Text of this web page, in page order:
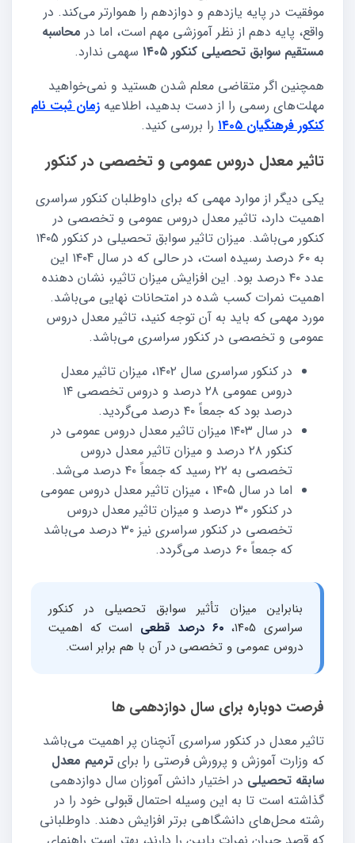
موفقیت در پایه یازدهم و دوازدهم را هموارتر می‌کند. در
واقع، پایه دهم از نظر آموزشی مهم است، اما در محاسبه
مستقیم سوابق تحصیلی کنکور ۱۴۰۵
سهمی ندارد.
همچنین اگر متقاضی معلم شدن هستید و نمی‌خواهید
مهلت‌های رسمی را از دست بدهید، اطلاعیه زمان ثبت نام
کنکور فرهنگیان ۱۴۰۵
را بررسی کنید.
تاثیر معدل دروس عمومی و تخصصی در کنکور
یکی دیگر از موارد مهمی که برای داوطلبان کنکور سراسری
اهمیت دارد، تاثیر معدل دروس عمومی و تخصصی در
کنکور می‌باشد. میزان تاثیر سوابق تحصیلی در کنکور ۱۴۰5
به ۶۰ درصد رسیده است، در حالی که در سال ۱۴۰4 این
عدد ۴۰ درصد بود. این افزایش میزان تاثیر، نشان دهنده
اهمیت نمرات کسب شده در امتحانات نهایی می‌باشد.
مورد مهمی که باید به آن توجه کنید، تاثیر معدل دروس
عمومی و تخصصی در کنکور سراسری می‌باشد.
در کنکور سراسری سال ۱۴۰۲، میزان تاثیر معدل
دروس عمومی ۲۸ درصد و دروس تخصصی ۱۴
درصد بود که جمعاً ۴۰ درصد می‌گردید.
در سال ۱۴۰۳ میزان تاثیر معدل دروس عمومی در
کنکور ۲۸ درصد و میزان تاثیر معدل دروس
تخصصی به ۲۲ رسید که جمعاً ۴۰ درصد می‌شد.
اما در سال ۱۴۰5 ، میزان تاثیر معدل دروس عمومی
در کنکور ۳۰ درصد و میزان تاثیر معدل دروس
تخصصی در کنکور سراسری نیز ۳۰ درصد می‌باشد
که جمعاً ۶۰ درصد می‌گردد.
بنابراین میزان تأثیر سوابق تحصیلی در کنکور
سراسری ۱۴۰۵،
۶۰ درصد قطعی
است که اهمیت
دروس عمومی و تخصصی در آن با هم برابر است.
فرصت دوباره برای سال دوازدهمی ها
تاثیر معدل در کنکور سراسری آنچنان پر اهمیت می‌باشد
که وزارت آموزش و پرورش فرصتی را برای ترمیم معدل
سابقه تحصیلی در اختیار دانش آموزان سال دوازدهمی
گذاشته است تا به این وسیله احتمال قبولی خود را در
رشته محل‌های دانشگاهی برتر افزایش دهند. داوطلبانی